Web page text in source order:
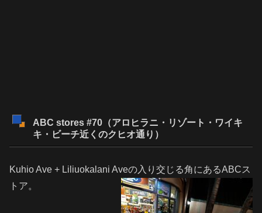
ABC stores #70（アロヒラニ・リゾート・ワイキ
キ・ビーチ近くのクヒオ通り）
Kuhio Ave + Liliuokalani Aveの入り交じる角にあるABCス
トア。